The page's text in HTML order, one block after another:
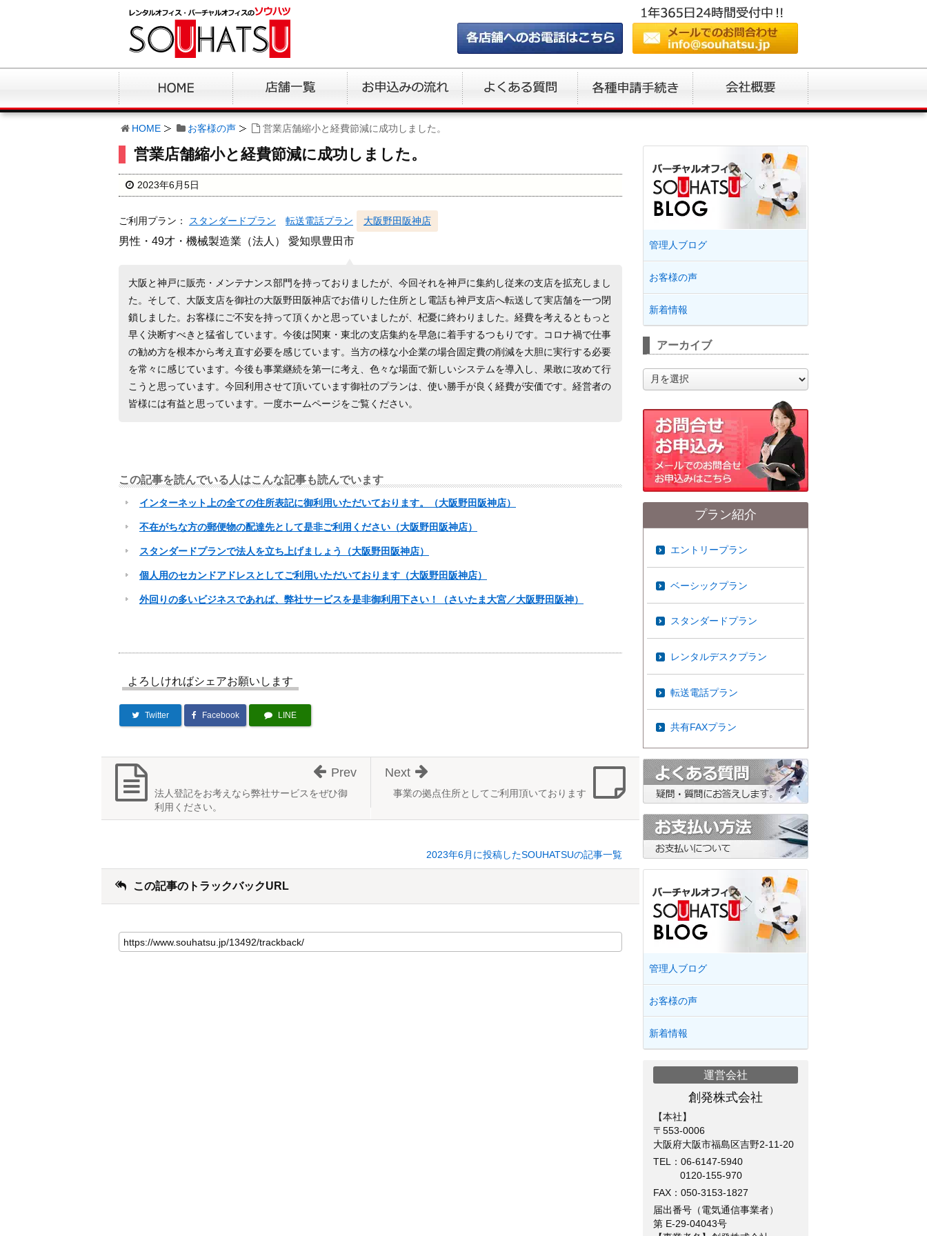
HOME お客様の声 営業店舗縮小と経費節減に成功しました。
営業店舗縮小と経費節減に成功しました。
2023年6月5日
ご利用プラン： スタンダードプラン 転送電話プラン 大阪野田阪神店
男性・49才・機械製造業（法人） 愛知県豊田市
大阪と神戸に販売・メンテナンス部門を持っておりましたが、今回それを神戸に集約し従来の支店を拡充しまし
た。そして、大阪支店を御社の大阪野田阪神店でお借りした住所とし電話も神戸支店へ転送して実店舗を一つ閉
鎖しました。お客様にご不安を持って頂くかと思っていましたが、杞憂に終わりました。経費を考えるともっと
早く決断すべきと猛省しています。今後は関東・東北の支店集約を早急に着手するつもりです。コロナ禍で仕事
の勧め方を根本から考え直す必要を感じています。当方の様な小企業の場合固定費の削減を大胆に実行する必要
を常々に感じています。今後も事業継続を第一に考え、色々な場面で新しいシステムを導入し、果敢に攻めて行
こうと思っています。今回利用させて頂いています御社のプランは、使い勝手が良く経費が安価です。経営者の
皆様には有益と思っています。一度ホームページをご覧ください。
この記事を読んでいる人はこんな記事も読んでいます
インターネット上の全ての住所表記に御利用いただいております。（大阪野田阪神店）
不在がちな方の郵便物の配達先として是非ご利用ください（大阪野田阪神店）
スタンダードプランで法人を立ち上げましょう（大阪野田阪神店）
個人用のセカンドアドレスとしてご利用いただいております（大阪野田阪神店）
外回りの多いビジネスであれば、弊社サービスを是非御利用下さい！（さいたま大宮／大阪野田阪神）
よろしければシェアお願いします
Twitter Facebook LINE
事業の拠点住所としてご利用頂いております
Next
法人登記をお考えなら弊社サービスをぜひ御
利用ください。
Prev
2023年6月に投稿したSOUHATSUの記事一覧
この記事のトラックバックURL
管理人ブログ
お客様の声
新着情報
アーカイブ
ー
ブ
プラン紹介
エントリープラン
ベーシックプラン
スタンダードプラン
レンタルデスクプラン
転送電話プラン
共有FAXプラン
管理人ブログ
お客様の声
新着情報
運営会社
創発株式会社
【本社】
〒553-0006
大阪府大阪市福島区吉野2-11-20
TEL： 06-6147-5940
0120-155-970
FAX：050-3153-1827
届出番号（電気通信事業者）
第 E-29-04043号